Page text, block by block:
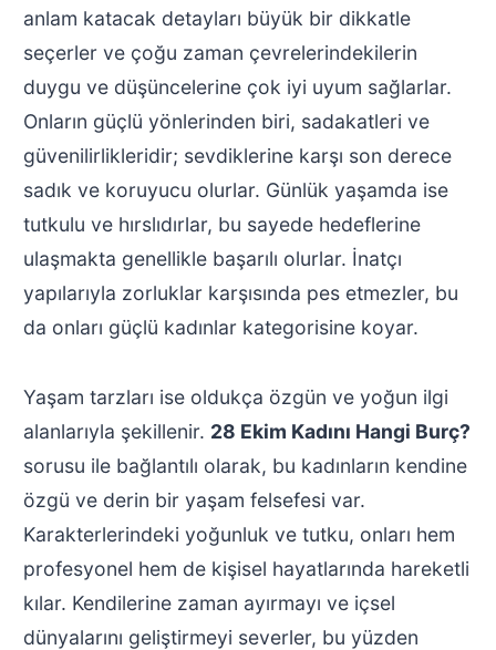
anlam katacak detayları büyük bir dikkatle
seçerler ve çoğu zaman çevrelerindekilerin
duygu ve düşüncelerine çok iyi uyum sağlarlar.
Onların güçlü yönlerinden biri, sadakatleri ve
güvenilirlikleridir; sevdiklerine karşı son derece
sadık ve koruyucu olurlar. Günlük yaşamda ise
tutkulu ve hırslıdırlar, bu sayede hedeflerine
ulaşmakta genellikle başarılı olurlar. İnatçı
yapılarıyla zorluklar karşısında pes etmezler, bu
da onları güçlü kadınlar kategorisine koyar.
Yaşam tarzları ise oldukça özgün ve yoğun ilgi
alanlarıyla şekillenir. 28 Ekim Kadını Hangi Burç?
sorusu ile bağlantılı olarak, bu kadınların kendine
özgü ve derin bir yaşam felsefesi var.
Karakterlerindeki yoğunluk ve tutku, onları hem
profesyonel hem de kişisel hayatlarında hareketli
kılar. Kendilerine zaman ayırmayı ve içsel
dünyalarını geliştirmeyi severler, bu yüzden